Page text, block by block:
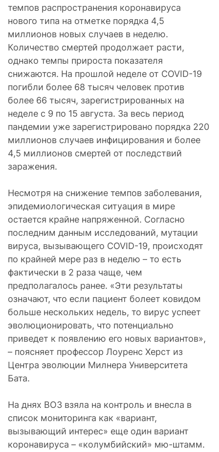
темпов распространения коронавируса
нового типа на отметке порядка 4,5
миллионов новых случаев в неделю.
Количество смертей продолжает расти,
однако темпы прироста показателя
снижаются. На прошлой неделе от COVID-19
погибли более 68 тысяч человек против
более 66 тысяч, зарегистрированных на
неделе с 9 по 15 августа. За весь период
пандемии уже зарегистрировано порядка 220
миллионов случаев инфицирования и более
4,5 миллионов смертей от последствий
заражения.
Несмотря на снижение темпов заболевания,
эпидемиологическая ситуация в мире
остается крайне напряженной. Согласно
последним данным исследований, мутации
вируса, вызывающего COVID-19, происходят
по крайней мере раз в неделю – то есть
фактически в 2 раза чаще, чем
предполагалось ранее. «Эти результаты
означают, что если пациент болеет ковидом
больше нескольких недель, то вирус успеет
эволюционировать, что потенциально
приведет к появлению его новых вариантов»,
– поясняет профессор Лоуренс Херст из
Центра эволюции Милнера Университета
Бата.
На днях ВОЗ взяла на контроль и внесла в
список мониторинга как «вариант,
вызывающий интерес» еще один вариант
коронавируса – «колумбийский» мю-штамм.